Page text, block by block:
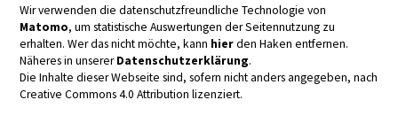
Wir verwenden die datenschutzfreundliche Technologie von
Matomo, um statistische Auswertungen der Seitennutzung zu
erhalten. Wer das nicht möchte, kann hierden Haken entfernen.
Näheres in unsererDatenschutzerklärung.
Die Inhalte dieser Webseite sind, sofern nicht anders angegeben, nach
Creative Commons 4.0 Attribution lizenziert.